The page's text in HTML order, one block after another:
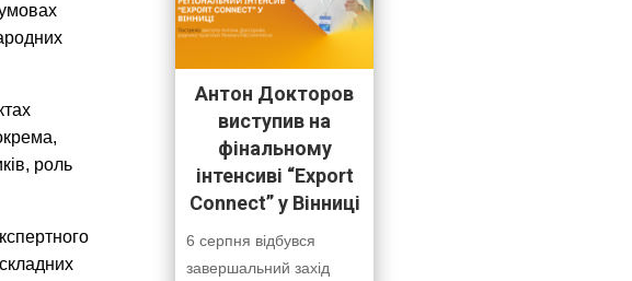
роль
Антон Докторов
виступив на
фінальному
інтенсиві “Export
Connect” у Вінниці
6 серпня відбувся
завершальний захід